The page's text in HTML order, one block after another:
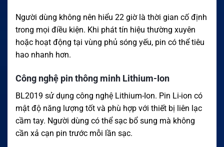
Người dùng không nên hiểu 22 giờ là thời gian cố định
trong mọi điều kiện. Khi phát tín hiệu thường xuyên
hoặc hoạt động tại vùng phủ sóng yếu, pin có thể tiêu
hao nhanh hơn.
Công nghệ pin thông minh Lithium-Ion
BL2019 sử dụng công nghệ Lithium-Ion. Pin Li-ion có
mật độ năng lượng tốt và phù hợp với thiết bị liên lạc
cầm tay. Người dùng có thể sạc bổ sung mà không
cần xả cạn pin trước mỗi lần sạc.